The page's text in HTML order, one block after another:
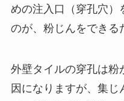
めの注入口（穿孔穴）
のが、粉じんをできる
外壁タイルの穿孔は粉
因になりますが、集じ